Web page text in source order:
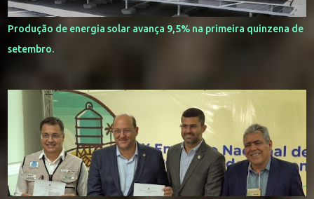
Produção de energia solar avança 9,5% na primeira quinzena de
setembro.